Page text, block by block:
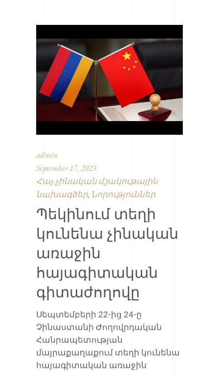
admin
September 17, 2023
Հայ-չինական մշակութային
նախագծեր, Նորություններ
Պեկինում տեղի
կունենա չինական
առաջին
հայագիտական
գիտաժողովը
Սեպտեմբերի 22-ից 24-ը
Չինաստանի Ժողովրդական
Հանրապետության
մայրաքաղաքում տեղի կունենա
հայագիտական առաջին